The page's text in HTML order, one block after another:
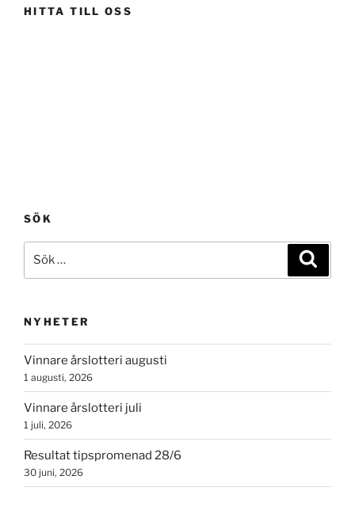
HITTA TILL OSS
SÖK
efter:
NYHETER
Vinnare årslotteri augusti
1 augusti, 2026
Vinnare årslotteri juli
1 juli, 2026
Resultat tipspromenad 28/6
30 juni, 2026